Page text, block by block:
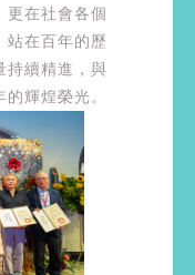
更在社會各個
站在百年的歷
持續精進，與
輝煌榮光。